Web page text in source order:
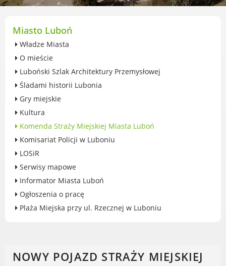
przekształceniowa
Ochrona środowiska
Edukacja ekologiczna
SZYKUJ SIĘ NA ZMIANY KLIMATU
Komunikacja miejska
Rolnictwo
Zwierzęta
Centrum Organizacji Pozarządowych
Karty honorowane w Luboniu
Konsultacje społeczne i ewaluacje
Luboński Budżet Obywatelski
Konkursy miejskie
Fundusze UE i krajowe
Zdrowie
NOWY POJAZD STRAŻY MIEJSKIEJ
Miasto Luboń
Władze Miasta
O mieście
Luboński Szlak Architektury Przemysłowej
Śladami historii Lubonia
Gry miejskie
Kultura
Komenda Straży Miejskiej Miasta Luboń
Komisariat Policji w Luboniu
LOSiR
Serwisy mapowe
Informator Miasta Luboń
Ogłoszenia o pracę
Plaża Miejska przy ul. Rzecznej w Luboniu